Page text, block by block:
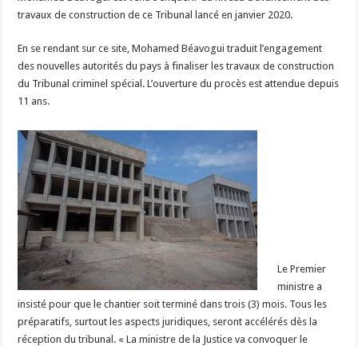
travaux de construction de ce Tribunal lancé en janvier 2020.
En se rendant sur ce site, Mohamed Béavogui traduit l’engagement
des nouvelles autorités du pays à finaliser les travaux de construction
du Tribunal criminel spécial. L’ouverture du procès est attendue depuis
11 ans.
Le Premier
ministre a
insisté pour que le chantier soit terminé dans trois (3) mois. Tous les
préparatifs, surtout les aspects juridiques, seront accélérés dès la
réception du tribunal. « La ministre de la Justice va convoquer le